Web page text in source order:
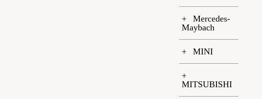
Mercedes-
Maybach
MINI
MITSUBISHI